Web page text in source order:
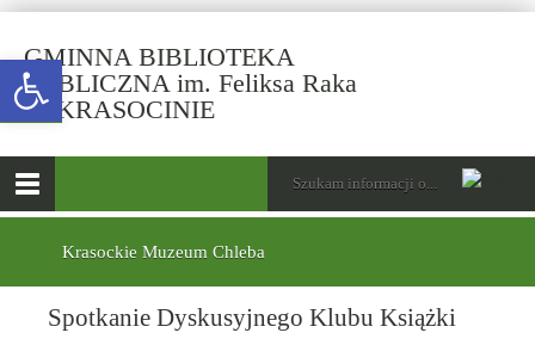
Open toolbar
GMINNA BIBLIOTEKA
PUBLICZNA im. Feliksa Raka
W KRASOCINIE-
Dyskusyjnego
Książki
górne
Otwórz
menu
wpisz
szukaną
Krasockie Muzeum Chleba
Spotkanie Dyskusyjnego Klubu Książki